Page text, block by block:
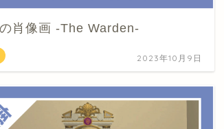
肖像画 -The Warden-
2023年10月9日